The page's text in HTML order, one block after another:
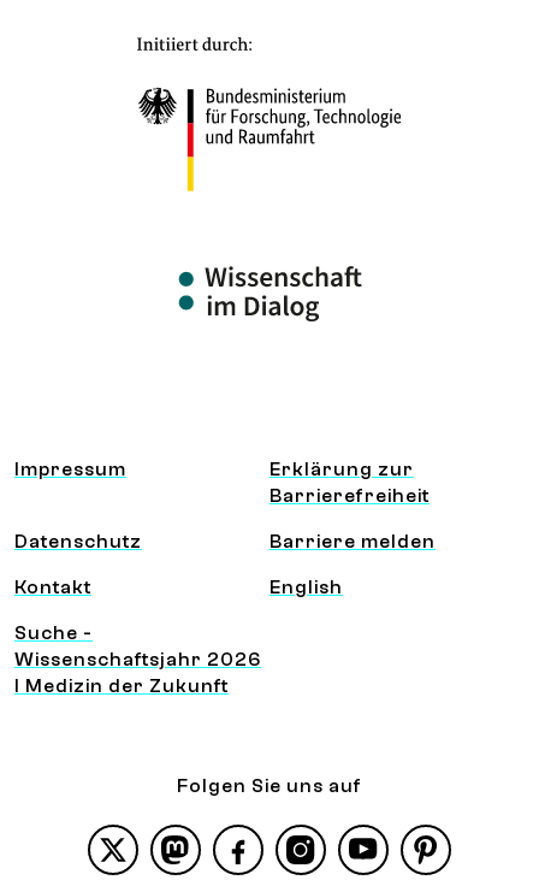
Information und Service
Impressum
Erklärung zur
Barrierefreiheit
Datenschutz Barriere melden
Kontakt English
Suche -
Wissenschaftsjahr 2026
I Medizin der Zukunft
Folgen Sie uns auf